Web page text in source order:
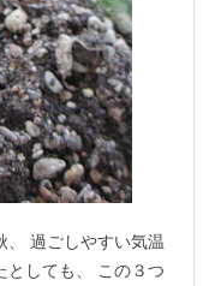
、 過ごしやすい気温
としても、 この３つ